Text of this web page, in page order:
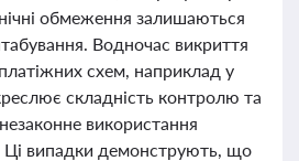
обмеження залишаються
Водночас викриття
схем, наприклад у
складність контролю та
використання
Ці випадки демонструють, що